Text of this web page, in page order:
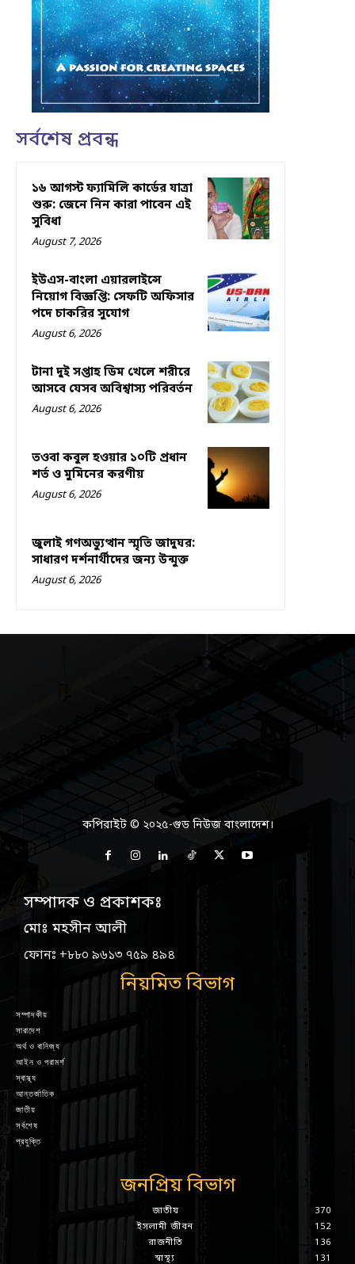
সর্বশেষ প্রবন্ধ
১৬ আগস্ট ফ্যামিলি কার্ডের যাত্রা
শুরু: জেনে নিন কারা পাবেন এই
সুবিধা
August 7, 2026
ইউএস-বাংলা এয়ারলাইন্সে
নিয়োগ বিজ্ঞপ্তি: সেফটি অফিসার
পদে চাকরির সুযোগ
August 6, 2026
টানা দুই সপ্তাহ ডিম খেলে শরীরে
আসবে যেসব অবিশ্বাস্য পরিবর্তন
August 6, 2026
তওবা কবুল হওয়ার ১০টি প্রধান
শর্ত ও মুমিনের করণীয়
August 6, 2026
জুলাই গণঅভ্যুত্থান স্মৃতি জাদুঘর:
সাধারণ দর্শনার্থীদের জন্য উন্মুক্ত
August 6, 2026
কপিরাইট © ২০২৫-গুড নিউজ বাংলাদেশ।
সম্পাদক ও প্রকাশকঃ
মোঃ মহসীন আলী
ফোনঃ +৮৮০ ৯৬১৩ ৭৫৯ ৪৯৪
নিয়মিত বিভাগ
সম্পাদকীয়
সারাদেশ
অর্থ ও বানিজ্য
আইন ও পরামর্শ
স্বাস্থ্য
আন্তর্জাতিক
জাতীয়
সর্বশেষ
প্রযুক্তি
জনপ্রিয় বিভাগ
জাতীয়
370
ইসলামী জীবন
152
রাজনীতি
136
স্বাস্থ্য
131